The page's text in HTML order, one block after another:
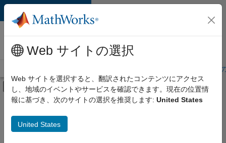
コンテンツへスキップ
MathWorks 採用
情報
学生・キャリア初期
オフキャンバス ナビゲーション メ
メインコンテンツ
絞り込み条件
企業向けセールス
教育機関向けセールス
Web サイトの選択
Web サイトを選択すると、翻訳されたコンテンツにアクセス
し、地域のイベントやサービスを確認できます。現在の位置情
報に基づき、次のサイトの選択を推奨します: United States
United States